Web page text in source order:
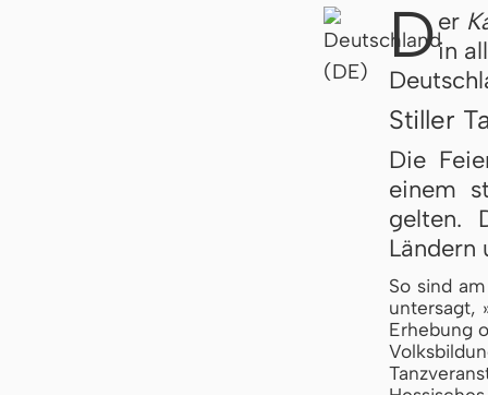
Der
in
Stiller
Die
einem
gelten.
Ländern
So sind
untersagt,
Erhebung